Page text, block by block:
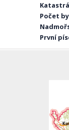
Počet
První